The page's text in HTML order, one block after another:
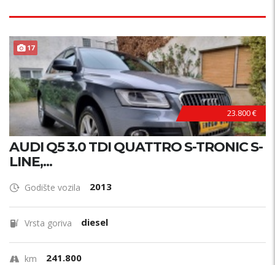
17
23.800 €
AUDI Q5 3.0 TDI QUATTRO S-TRONIC S-
LINE,...
Godište vozila 2013
Vrsta goriva diesel
km 241.800